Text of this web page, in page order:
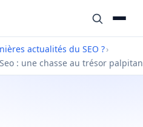
actualités du SEO ?›
: une chasse au trésor